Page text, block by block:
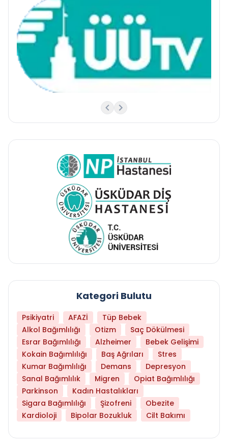
Kategori Bulutu
Psikiyatri AFAZİ
Tüp Bebek
Alkol Bağımlılığı
Otizm
Saç Dökülmesi
Esrar Bağımlılığı
Alzheimer
Bebek Gelişimi
Kokain Bağımlılığı
Baş Ağrıları
Stres
Kumar Bağımlılığı
Demans
Depresyon
Sanal Bağımlılık
Migren
Opiat Bağımlılığı
Parkinson
Kadın Hastalıkları
Sigara Bağımlılığı
Şizofreni
Obezite
Kardioloji
Bipolar Bozukluk Cilt Bakımı